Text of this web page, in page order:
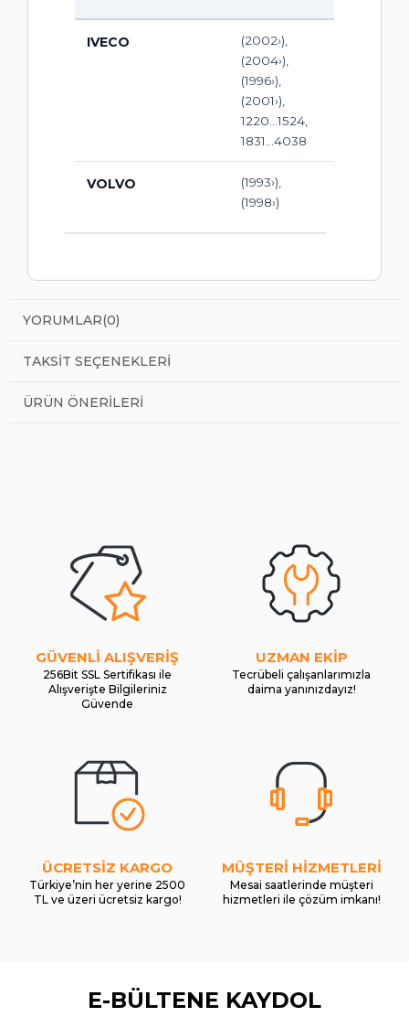
IVECO
(2002›),
(2004›),
(1996›),
(2001›),
1220...1524,
1831...4038
VOLVO
(1993›),
(1998›)
YORUMLAR(0)
TAKSIT SEÇENEKLERI
ÜRÜN ÖNERILERI
GÜVENLİ ALIŞVERİŞ
256Bit SSL Sertifikası ile
Alışverişte Bilgileriniz
Güvende
UZMAN EKİP
Tecrübeli çalışanlarımızla
daima yanınızdayız!
ÜCRETSİZ KARGO
Türkiye’nin her yerine 2500
TL ve üzeri ücretsiz kargo!
MÜŞTERİ HİZMETLERİ
Mesai saatlerinde müşteri
hizmetleri ile çözüm imkanı!
E-BÜLTENE KAYDOL